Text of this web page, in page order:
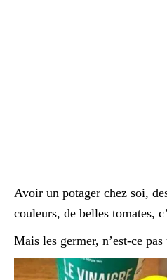
Avoir un potager chez soi,
couleurs, de belles tomates,
Mais les germer, n’est-ce